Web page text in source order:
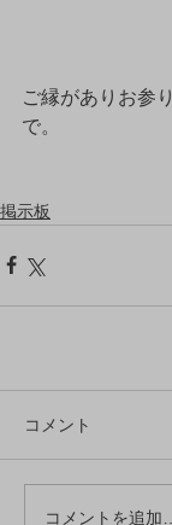
ご縁がありお参
で。
掲示板
コメント
コメントを追加